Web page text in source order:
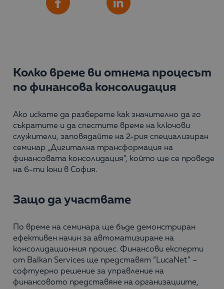
Колко време ви отнема процесът
по финансова консолидация
Ако искате да разберете как значително да го
съкратите и да спестите време на ключови
служители, заповядайте на 2-рия специализиран
семинар „Дигитална трансформация на
финансовата консолидация“, който ще се проведе
на 6-ти юни в София.
Защо да участвате
По време на семинара ще бъде демонстриран
ефективен начин за автоматизиране на
консолидационния процес. Финансови експерти
от Balkan Services ще представят “LucaNet” –
софтуерно решение за управление на
финансовото представяне на организациите,